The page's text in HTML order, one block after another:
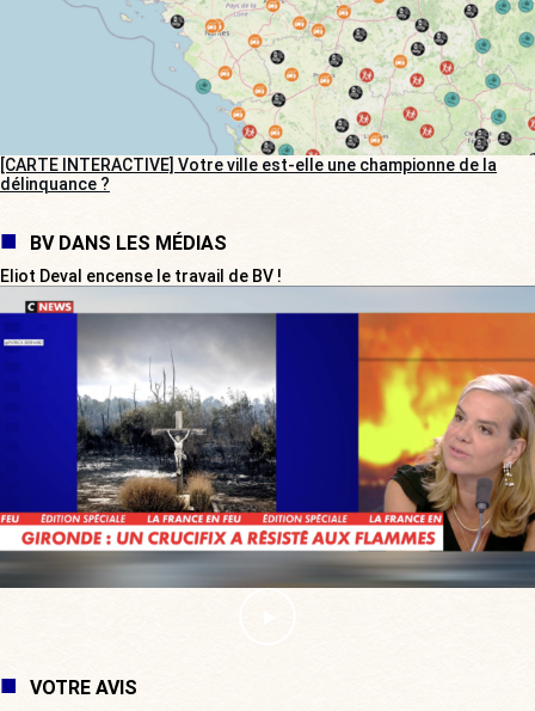
[CARTE INTERACTIVE] Votre ville est-elle une championne de la
délinquance ?
BV DANS LES MÉDIAS
Eliot Deval encense le travail de BV !
VOTRE AVIS